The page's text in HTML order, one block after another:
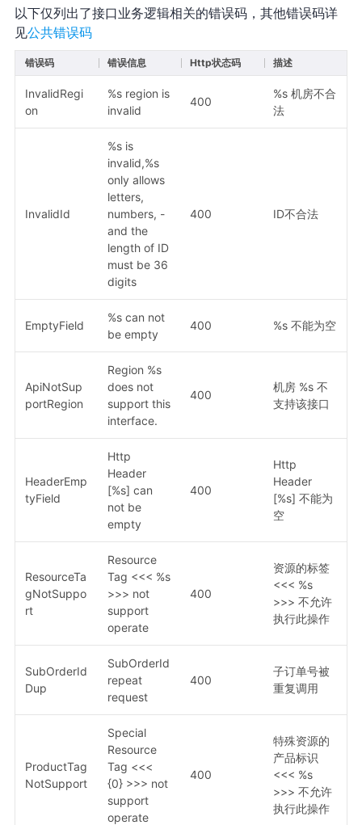
以下仅列出了接口业务逻辑相关的错误码，其他错误码详
见公共错误码
错误码 错误信息 Http状态码 描述
InvalidRegi
on
%s region is
invalid
400
%s 机房不合
法
InvalidId
%s is
invalid,%s
only allows
letters,
numbers, -
and the
length of ID
must be 36
digits
400 ID不合法
EmptyField
%s can not
be empty
400 %s 不能为空
ApiNotSup
portRegion
Region %s
does not
support this
interface.
400
机房 %s 不
支持该接口
HeaderEmp
tyField
Http
Header
[%s] can
not be
empty
400
Http
Header
[%s] 不能为
空
ResourceTa
gNotSuppo
rt
Resource
Tag <<< %s
>>> not
support
operate
400
资源的标签
<<< %s
>>> 不允许
执行此操作
SubOrderId
Dup
SubOrderId
repeat
request
400
子订单号被
重复调用
ProductTag
NotSupport
Special
Resource
Tag <<<
{0} >>> not
support
operate
400
特殊资源的
产品标识
<<< %s
>>> 不允许
执行此操作